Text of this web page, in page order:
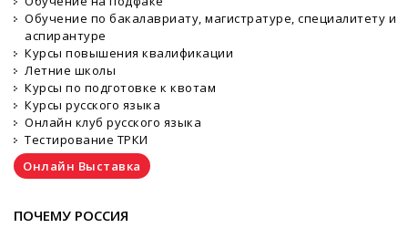
Обучение по бакалавриату, магистратуре, специалитету и
аспирантуре
Курсы повышения квалификации
Летние школы
Курсы по подготовке к квотам
Курсы русского языка
Онлайн клуб русского языка
Тестирование ТРКИ
Онлайн Выставка
ПОЧЕМУ РОССИЯ